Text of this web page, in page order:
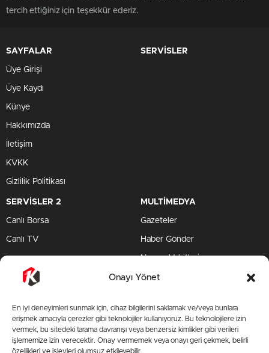
Onayı Yönet
En iyi deneyimleri sunmak için, cihaz bilgilerini saklamak ve/veya bunlara
erişmek amacıyla çerezler gibi teknolojiler kullanıyoruz. Bu teknolojilere izin
vermek, bu sitedeki tarama davranışı veya benzersiz kimlikler gibi verileri
işlememize izin verecektir. Onay vermemek veya onayı geri çekmek, belirli
özellikleri ve işlevleri olumsuz etkileyebilir.
tercih ettiğiniz için teşekkür ederiz.
SAYFALAR
Üye Girişi
Üye Kaydı
Künye
Hakkımızda
İletişim
KVKK
Gizlilik Politikası
SERVİSLER
SERVİSLER 2
Canlı Borsa
Canlı TV
MULTİMEDYA
Gazeteler
Haber Gönder
Namaz Vakitleri
TV Yayın Akışları
TV Yayın Akışları
Yazarlar Site